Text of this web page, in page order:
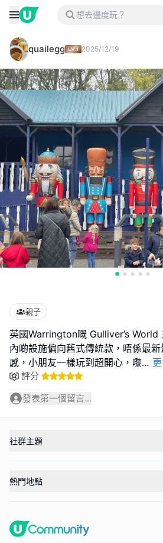
quailegg 2025/12/19
親子
英國Warrington嘅 Gulliver’s World
內啲設施偏向舊式傳統款，唔係最
感，小朋友一樣玩到超開心，嚟...
評分
發表第一個留言...
社群主題
熱門地點